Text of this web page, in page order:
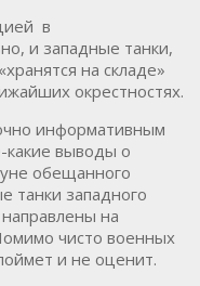
в
и западные танки,
на складе»
окрестностях.
информативным
выводы о
обещанного
танки западного
на
чисто военных
и не оценит.